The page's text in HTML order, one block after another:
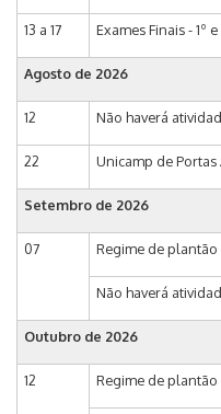
13 a 17 Exames Finais - 1º
Agosto de 2026
12 Não haverá
22 Unicamp de Portas
Setembro de 2026
07 Regime de plantão
Não haverá
Outubro de 2026
12 Regime de plantão